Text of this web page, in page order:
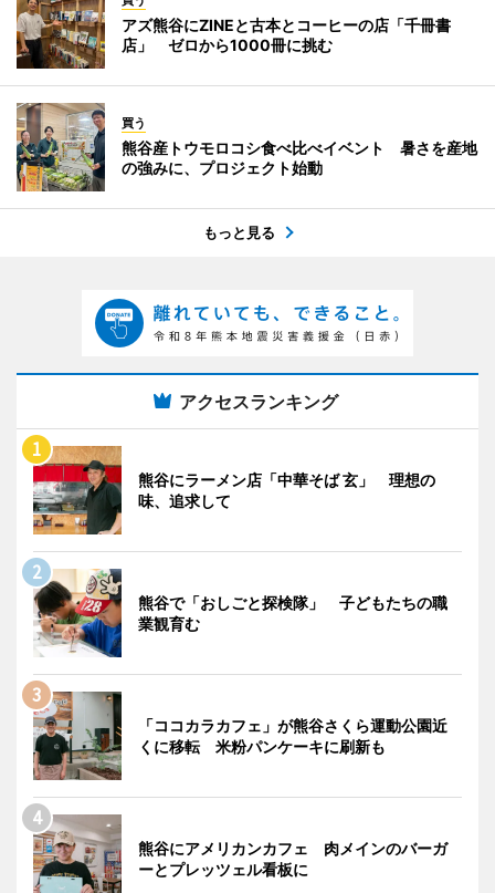
アズ熊谷にZINEと古本とコーヒーの店「千冊書
店」 ゼロから1000冊に挑む
買う
熊谷産トウモロコシ食べ比べイベント 暑さを産地
の強みに、プロジェクト始動
もっと見る
アクセスランキング
熊谷にラーメン店「中華そば 玄」 理想の
味、追求して
熊谷で「おしごと探検隊」 子どもたちの職
業観育む
「ココカラカフェ」が熊谷さくら運動公園近
くに移転 米粉パンケーキに刷新も
熊谷にアメリカンカフェ 肉メインのバーガ
ーとプレッツェル看板に